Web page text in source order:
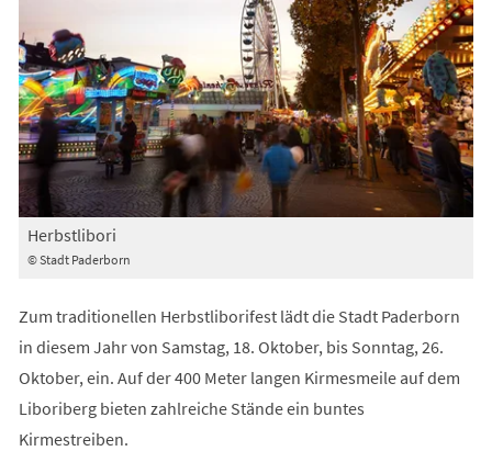
© Stadt Paderborn
Herbstlibori
Zum traditionellen Herbstliborifest lädt die Stadt Paderborn
in diesem Jahr von Samstag, 18. Oktober, bis Sonntag, 26.
Oktober, ein. Auf der 400 Meter langen Kirmesmeile auf dem
Liboriberg bieten zahlreiche Stände ein buntes
Kirmestreiben.